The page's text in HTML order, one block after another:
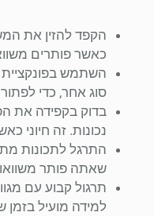
הקפד להזין את
כאשר פותרים
השתמש בפונקציית
סוג אחר, כדי
בדוק בקפידה את
נכונות. זה חיוני
התרגל לתכונות
שאתה פותר
תרגול קבוע עם
למידה מועיל